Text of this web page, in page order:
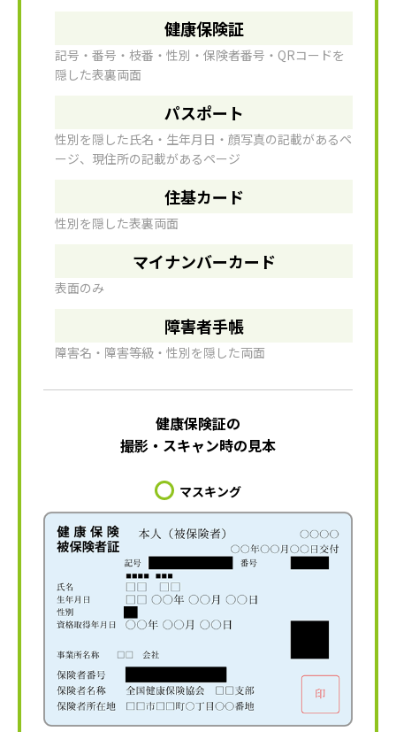
健康保険証
記号・番号・枝番・性別・保険者番号・QRコードを
隠した表裏両面
パスポート
性別を隠した氏名・生年月日・顔写真の記載があるペ
ージ、現住所の記載があるページ
住基カード
性別を隠した表裏両面
マイナンバーカード
表面のみ
障害者手帳
障害名・障害等級・性別を隠した両面
健康保険証の
撮影・スキャン時の見本
マスキング